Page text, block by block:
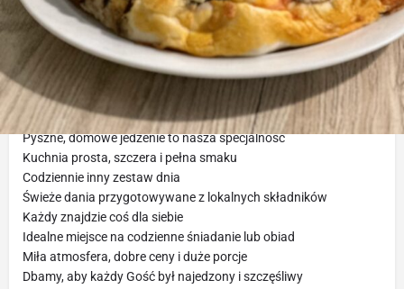
Opis
Jesteśmy lokalni, swojsko domowi i pełni pasji do gotowania.
Sprawdź nas i przekonaj się sam!
Dlaczego warto nas odwiedzić:
Pyszne, domowe jedzenie to nasza specjalność
Kuchnia prosta, szczera i pełna smaku
Codziennie inny zestaw dnia
Świeże dania przygotowywane z lokalnych składników
Każdy znajdzie coś dla siebie
Idealne miejsce na codzienne śniadanie lub obiad
Miła atmosfera, dobre ceny i duże porcje
Dbamy, aby każdy Gość był najedzony i szczęśliwy